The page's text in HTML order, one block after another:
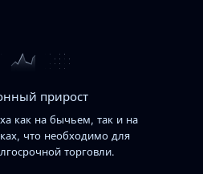
прирост
как на бычьем, так и на
что необходимо для
торговли.